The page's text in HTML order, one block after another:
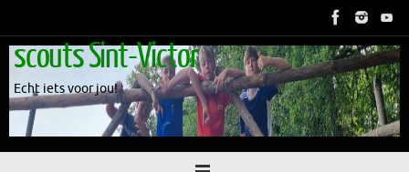
content
scouts Sint-Victor
Echt iets voor jou!